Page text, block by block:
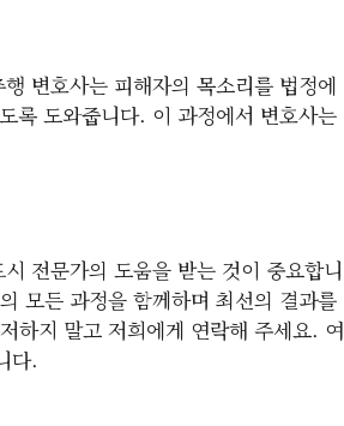
변호사는 피해자의 목소리를 법정에
록 도와줍니다. 이 과정에서 변호사는
전문가의 도움을 받는 것이 중요합니
모든 과정을 함께하며 최선의 결과를
하지 말고 저희에게 연락해 주세요. 여
다.